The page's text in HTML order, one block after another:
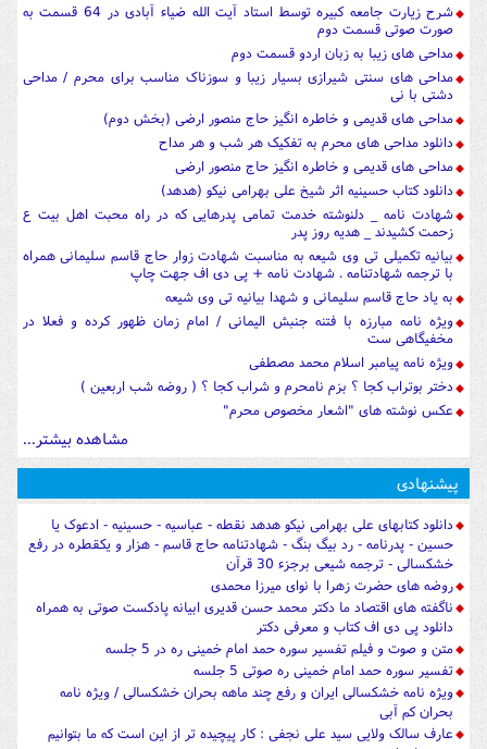
شرح زیارت جامعه کبیره توسط استاد آیت الله ضیاء آبادی در 64 قسمت به
صورت صوتی قسمت دوم
مداحی های زیبا به زبان اردو قسمت دوم
مداحی های سنتی شیرازی بسیار زیبا و سوزناک مناسب برای محرم / مداحی
دشتی با نی
مداحی های قدیمی و خاطره انگیز حاج منصور ارضی (بخش دوم)
دانلود مداحی های محرم به تفکیک هر شب و هر مداح
مداحی های قدیمی و خاطره انگیز حاج منصور ارضی
دانلود کتاب حسینیه اثر شیخ علی بهرامی نیکو (هدهد)
شهادت نامه _ دلنوشته خدمت تمامی پدرهایی که در راه محبت اهل بیت ع
زحمت کشیدند _ هدیه روز پدر
بیانیه تکمیلی تی وی شیعه به مناسبت شهادت زوار حاج قاسم سلیمانی همراه
با ترجمه شهادتنامه . شهادت نامه + پی دی اف جهت چاپ
به یاد حاج قاسم سلیمانی و شهدا بیانیه تی وی شیعه
ویژه نامه مبارزه با فتنه جنبش الیمانی / امام زمان ظهور کرده و فعلا در
مخفیگاهی ست
ویژه نامه پیامبر اسلام محمد مصطفی
دختر بوتراب کجا ؟ بزم نامحرم و شراب کجا ؟ ( روضه شب اربعین )
عکس نوشته های "اشعار مخصوص محرم"
مشاهده بیشتر...
پیشنهادی
دانلود کتابهای علی بهرامی نیکو هدهد نقطه - عباسیه - حسینیه - ادعوک یا
حسین - پدرنامه - رد بیگ بنگ - شهادتنامه حاج قاسم - هزار و یکقطره در رفع
خشکسالی - ترجمه شیعی برجزء 30 قرآن
روضه های حضرت زهرا با نوای میرزا محمدی
ناگفته های اقتصاد ما دکتر محمد حسن قدیری ابیانه پادکست صوتی به همراه
دانلود پی دی اف کتاب و معرفی دکتر
متن و صوت و فیلم تفسیر سوره حمد امام خمینی ره در 5 جلسه
تفسیر سوره حمد امام خمینی ره صوتی 5 جلسه
ویژه نامه خشکسالی ایران و رفع چند ماهه بحران خشکسالی / ویژه نامه
بحران کم آبی
عارف سالک ولایی سید علی نجفی : کار پیچیده تر از این است که ما بتوانیم